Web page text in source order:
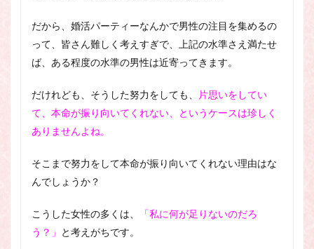
だから、婚活パーティーなんかで男性の注目を集めるの
って、皆さん難しく考えすぎで、上記の水準さえ満たせ
ば、ある程度の水準の男性は近寄ってきます。
だけれども、そうした努力をしても、
片思いをしてい
て、本命が振り向いてくれない、というケースは珍しく
ありませんよね。
そこまで努力をして本命が振り向いてくれない理由はな
んでしょうか？
こうした女性の多くは、
「私に何が足りないのだろ
う？」
と考えがちです。